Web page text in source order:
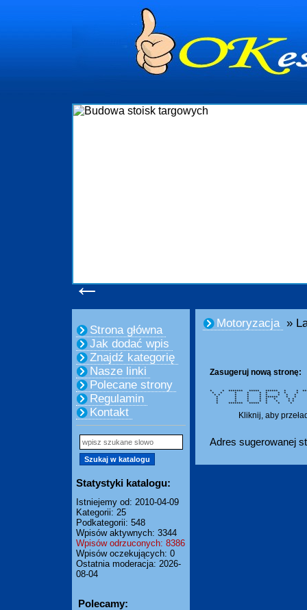
←
Strona główna
Jak dodać wpis
Znajdź kategorię
Nasze linki
Polecane strony
Regulamin
Kontakt
Statystyki katalogu:
Istniejemy od: 2010-04-09
Kategorii: 25
Podkategorii: 548
Wpisów aktywnych: 3344
Wpisów odrzuconych: 8386
Wpisów oczekujących: 0
Ostatnia moderacja: 2026-
08-04
Polecamy:
Motoryzacja »
Zasugeruj nową stronę:
* * ******* ***** ****** *
* * * * * * * * *
* * * * * * * * *
* * * * ****** *
* * * * * * * * *
* * * * * * * *
* ******* ***** * *
Kliknij, aby
Adres sugerowanej